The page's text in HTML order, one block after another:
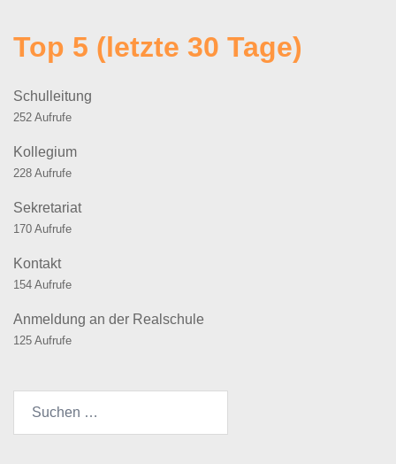
Top 5 (letzte 30 Tage)
Schulleitung
252 Aufrufe
Kollegium
228 Aufrufe
Sekretariat
170 Aufrufe
Kontakt
154 Aufrufe
Anmeldung an der Realschule
125 Aufrufe